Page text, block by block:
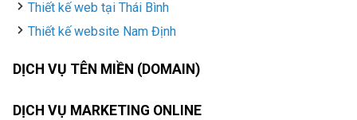
Thiết kế web tại Thái Bình
Thiết kế website Nam Định
DỊCH VỤ TÊN MIỀN (DOMAIN)
DỊCH VỤ MARKETING ONLINE